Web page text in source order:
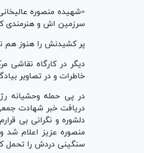
«شهیده منصوره
سرزمین اش و هنرمندی
پر کشیدنش را هنوز هم
دیگر در کارگاه نقاشی
خاطرات و در تصاویر
دریافت خبر شهادت
دلشوره و نگرانی بی
منصوره عزیز اعلام شد
سنگینی دردش را تحمل